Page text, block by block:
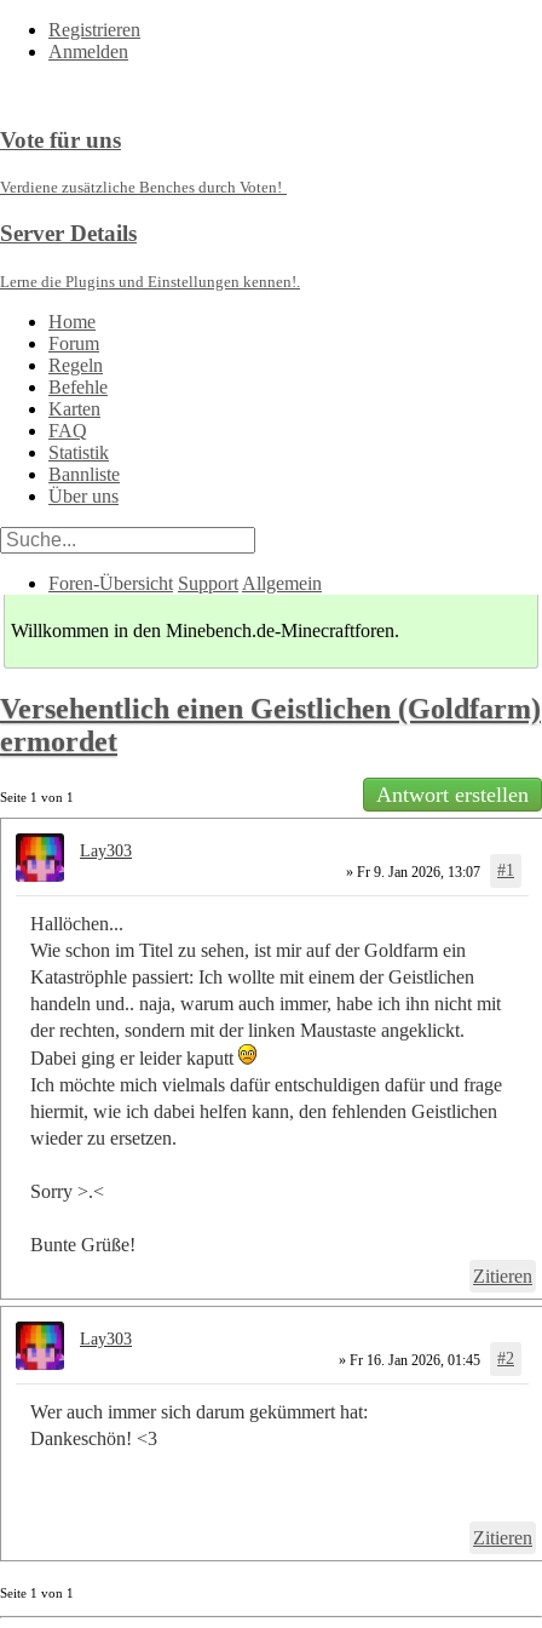
Registrieren
Anmelden
Vote für uns
Verdiene zusätzliche Benches durch Voten!
Server Details
Lerne die Plugins und Einstellungen kennen!.
Home
Forum
Regeln
Befehle
Karten
FAQ
Statistik
Bannliste
Über uns
Foren-Übersicht Support Allgemein
Willkommen in den Minebench.de-Minecraftforen.
Versehentlich einen Geistlichen (Goldfarm)
ermordet
Seite 1 von 1 Antwort erstellen
» Fr 9. Jan 2026, 13:07 #1
Hallöchen...
Wie schon im Titel zu sehen, ist mir auf der Goldfarm ein
Kataströphle passiert: Ich wollte mit einem der Geistlichen
handeln und.. naja, warum auch immer, habe ich ihn nicht mit
der rechten, sondern mit der linken Maustaste angeklickt.
Dabei ging er leider kaputt
Ich möchte mich vielmals dafür entschuldigen dafür und frage
hiermit, wie ich dabei helfen kann, den fehlenden Geistlichen
wieder zu ersetzen.
Sorry >.<
Bunte Grüße!
Zitieren
Lay303
» Fr 16. Jan 2026, 01:45 #2
Wer auch immer sich darum gekümmert hat:
Dankeschön! <3
Zitieren
Lay303
Seite 1 von 1